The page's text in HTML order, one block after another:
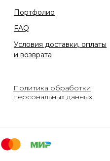
Политика обработки
персональных данных
Портфолио
Условия доставки, оплаты
и возврата
FAQ